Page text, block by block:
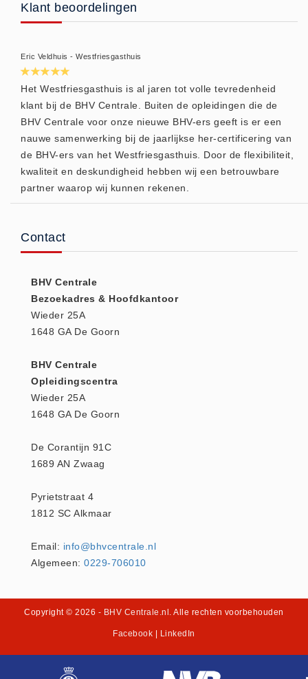
Rookmelders (8)
Brandmelders - Algemeen (1)
Brandvertragend (9)
Brandwondmaterialen
Brandwondmaterialen -
CO2 meters
Corona maatregelen
COVID-19 artikelen
COVID-19 artikelen (0)
Drogisterij
Geneesmiddelen (0)
Huidverzorging (5)
Koud - Warm kompressen (3)
Spieren en gewrichten (0)
Teken - Beten sets (5)
Vitamines en mineralen (0)
Eerste Hulp Paneel
Evacuatie
Noodverlichting (1)
Zaklampen (9)
Klant beoordelingen
Eric Veldhuis - Westfriesgasthuis
Het Westfriesgasthuis is al jaren tot volle tevredenheid
klant bij de BHV Centrale. Buiten de opleidingen die de
BHV Centrale voor onze nieuwe BHV-ers geeft is er een
nauwe samenwerking bij de jaarlijkse her-certificering van
de BHV-ers van het Westfriesgasthuis. Door de flexibiliteit,
kwaliteit en deskundigheid hebben wij een betrouwbare
partner waarop wij kunnen rekenen.
Contact
BHV Centrale
Bezoekadres & Hoofdkantoor
Wieder 25A
1648 GA De Goorn
BHV Centrale
Opleidingscentra
Wieder 25A
1648 GA De Goorn
De Corantijn 91C
1689 AN Zwaag
Pyrietstraat 4
1812 SC Alkmaar
Email: info@bhvcentrale.nl
Algemeen: 0229-706010
Copyright © 2026 - BHV Centrale.nl . Alle rechten voorbehouden
Facebook LinkedIn